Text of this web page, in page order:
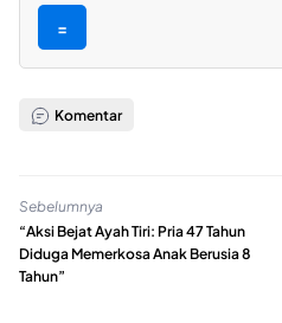
=
Komentar
Sebelumnya
“Aksi Bejat Ayah Tiri: Pria 47 Tahun
Diduga Memerkosa Anak Berusia 8
Tahun”